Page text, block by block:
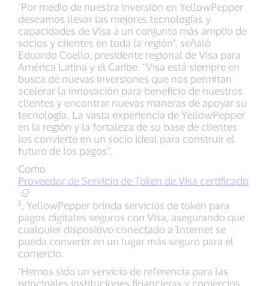
"Por medio de nuestra inversión en YellowPepper
deseamos llevar las mejores tecnologías y
capacidades de Visa a un conjunto más amplio de
socios y clientes en toda la región”, señaló
Eduardo Coello, presidente regional de Visa para
América Latina y el Caribe. "Visa está siempre en
busca de nuevas inversiones que nos permitan
acelerar la innovación para beneficio de nuestros
clientes y encontrar nuevas maneras de apoyar su
tecnología. La vasta experiencia de YellowPepper
en la región y la fortaleza de su base de clientes
los convierte en un socio ideal para construir el
futuro de los pagos”.
Como
Proveedor de Servicio de Token de Visa certificado
1 , YellowPepper brinda servicios de token para
pagos digitales seguros con Visa, asegurando que
cualquier dispositivo conectado a Internet se
pueda convertir en un lugar más seguro para el
comercio.
"Hemos sido un servicio de referencia para las
principales instituciones financieras y comercios